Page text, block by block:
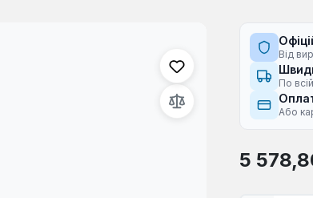
Від
По
Або
Звичайна
5